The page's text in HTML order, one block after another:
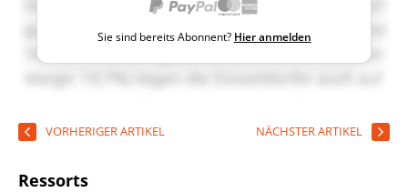
Sie sind bereits Abonnent? Hier anmelden
VORHERIGER ARTIKEL NÄCHSTER ARTIKEL
Ressorts